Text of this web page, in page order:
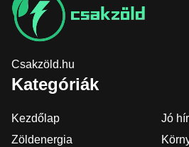
Csakzöld.hu
Kategóriák
Kezdőlap
Jó
Zöldenergia